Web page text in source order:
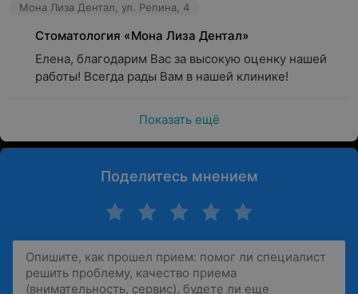
Мона Лиза Дентал, ул. Репина, 4
Стоматология «Мона Лиза Дентал»
Елена, благодарим Вас за высокую оценку нашей
работы! Всегда рады Вам в нашей клинике!
Показать ещё
Поделитесь мнением